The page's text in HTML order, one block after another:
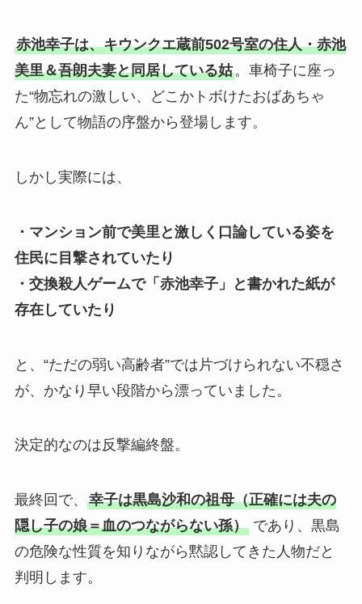
赤池幸子は、キウンクエ蔵前502号室の住人・赤池
美里＆吾朗夫妻と同居している姑。車椅子に座っ
た“物忘れの激しい、どこかトボけたおばあちゃ
ん”として物語の序盤から登場します。
しかし実際には、
・マンション前で美里と激しく口論している姿を
住民に目撃されていたり
・交換殺人ゲームで「赤池幸子」と書かれた紙が
存在していたり
と、“ただの弱い高齢者”では片づけられない不穏さ
が、かなり早い段階から漂っていました。
決定的なのは反撃編終盤。
最終回で、 幸子は黒島沙和の祖母（正確には夫の
隠し子の娘＝血のつながらない孫）であり、黒島
の危険な性質を知りながら黙認してきた人物だと
判明します。